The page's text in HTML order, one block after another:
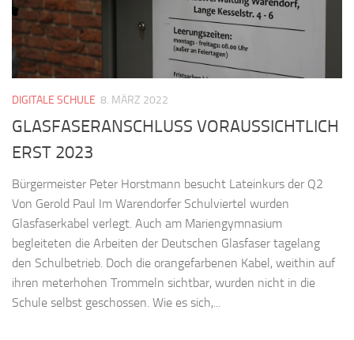
DIGITALE SCHULE 8. MÄRZ 2022
GLASFASERANSCHLUSS VORAUSSICHTLICH
ERST 2023
Bürgermeister Peter Horstmann besucht Lateinkurs der Q2
Von Gerold Paul Im Warendorfer Schulviertel wurden
Glasfaserkabel verlegt. Auch am Mariengymnasium
begleiteten die Arbeiten der Deutschen Glasfaser tagelang
den Schulbetrieb. Doch die orangefarbenen Kabel, weithin auf
ihren meterhohen Trommeln sichtbar, wurden nicht in die
Schule selbst geschossen. Wie es sich,...